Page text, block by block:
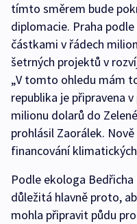
tímto směrem bude
diplomacie. Praha
částkami v řádech
šetrných projektů v
„V tomto ohledu mám
republika je připravena
milionu dolarů do
prohlásil Zaorálek.
financování
Podle ekologa
důležitá hlavně proto,
mohla připravit půdu